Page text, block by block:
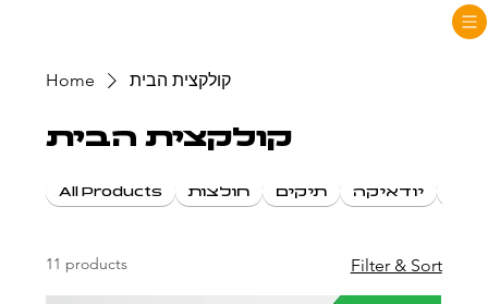
Home קולקצית הבית
קולקצית הבית
All Products חולצות תיקים יודאיקה
11 products Filter & Sort